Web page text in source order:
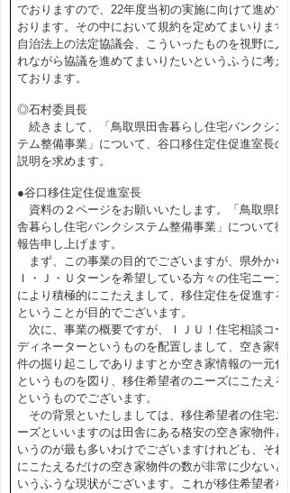
でおりますので、22年度当初の実施に向けて進めて
おります。その中において規約を定めてまいります
自治法上の法定協議会、こういったものを視野に入
れながら協議を進めてまいりたいというふうに考え
ております。
◎石村委員長
続きまして、「鳥取県田舎暮らし住宅バンクシス
テム整備事業」について、谷口移住定住促進室長の
説明を求めます。
●谷口移住定住促進室長
資料の２ページをお願いいたします。「鳥取県田
舎暮らし住宅バンクシステム整備事業」について御
報告申し上げます。
まず、この事業の目的でございますが、県外から
Ｉ・Ｊ・Ｕターンを希望している方々の住宅ニーズ
により積極的にこたえまして、移住定住を促進する
ということが目的でございます。
次に、事業の概要ですが、ＩＪＵ！住宅相談コー
ディネーターというものを配置しまして、空き家物
件の掘り起こしでありますとか空き家情報の一元化
というものを図り、移住希望者のニーズにこたえる
というものでございます。
その背景といたしましては、移住希望者の住宅ニ
ーズといいますのは田舎にある格安の空き家物件と
いうのが最も多いわけでございますけれども、それ
にこたえるだけの空き家物件の数が非常に少ないと
いうふうな現状がございます。これが移住希望者を